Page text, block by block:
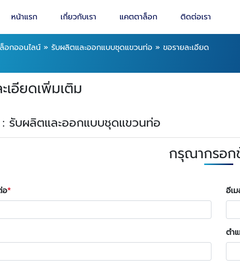
หน้าแรก เกี่ยวกับเรา แคตตาล็อก ติดต่อเรา
อกออนไลน์ » รับผลิตและออกแบบชุดแขวนท่อ » ขอรายละเอียด
เอียดเพิ่มเติม
รับผลิตและออกแบบชุดแขวนท่อ
กรุณากรอก
อ อีเ
ตำ